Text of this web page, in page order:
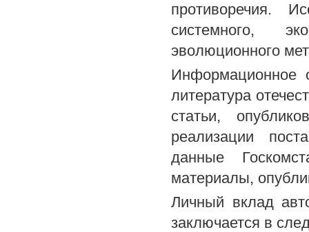
противоречия.
системного,
эволюционного
Информационное
литература
статьи,
реализации
данные
материалы,
Личный вклад
заключается в